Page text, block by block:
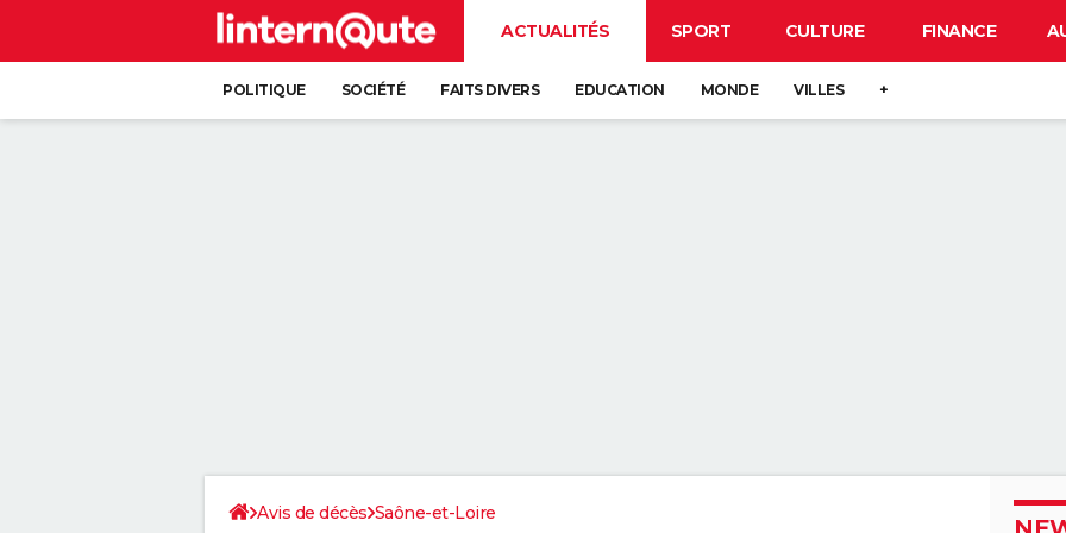
ACTUALITÉS SPORT CULTURE FINANCE
POLITIQUE SOCIÉTÉ FAITS DIVERS EDUCATION MONDE VILLES +
Avis de décès Saône-et-Loire